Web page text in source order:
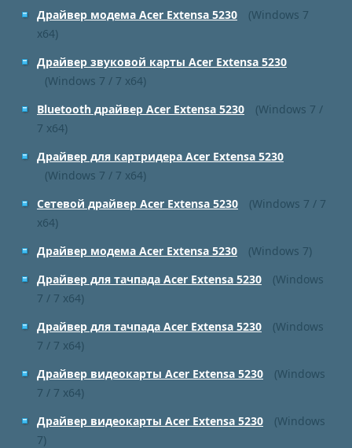
Драйвер модема Acer Extensa 5230
(Windows 7
x64)
Драйвер звуковой карты Acer Extensa 5230
(Windows 7 / 7 x64)
Bluetooth драйвер Acer Extensa 5230
(Windows 7 /
7 x64)
Драйвер для картридера Acer Extensa 5230
(Windows 7 / 7 x64)
Сетевой драйвер Acer Extensa 5230
(Windows 7 / 7
x64)
Драйвер модема Acer Extensa 5230
(Windows 7)
Драйвер для тачпада Acer Extensa 5230
(Windows
7 / 7 x64)
Драйвер для тачпада Acer Extensa 5230
(Windows
7 / 7 x64)
Драйвер видеокарты Acer Extensa 5230
(Windows
7 / 7 x64)
Драйвер видеокарты Acer Extensa 5230
(Windows
7)